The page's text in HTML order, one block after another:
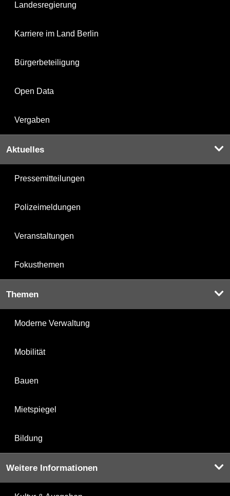
Landesregierung
Karriere im Land Berlin
Bürgerbeteiligung
Open Data
Vergaben
Aktuelles
Pressemitteilungen
Polizeimeldungen
Veranstaltungen
Fokusthemen
Themen
Moderne Verwaltung
Mobilität
Bauen
Mietspiegel
Bildung
Weitere Informationen